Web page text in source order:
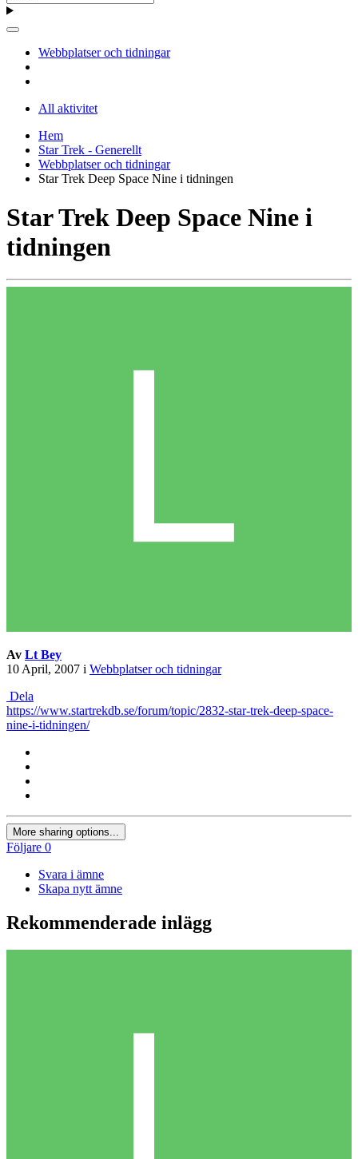
Webbplatser och tidningar
All aktivitet
Hem
Star Trek - Generellt
Webbplatser och tidningar
Star Trek Deep Space Nine i tidningen
Star Trek Deep Space Nine i
tidningen
Av Lt Bey
10 April, 2007 i Webbplatser och tidningar
Dela
https://www.startrekdb.se/forum/topic/2832-star-trek-deep-space-
nine-i-tidningen/
More sharing options...
Följare 0
Svara i ämne
Skapa nytt ämne
Rekommenderade inlägg